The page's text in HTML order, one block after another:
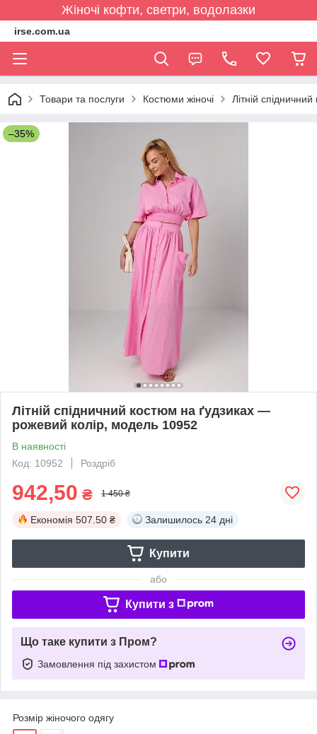
Жіночі кофти, светри, водолазки
irse.com.ua
Товари та послуги Костюми жіночі Літній
–35%
Літній спідничний костюм на ґудзиках —
рожевий колір, модель 10952
В наявності
Код: 10952
Роздріб
942,50 ₴ 1 450 ₴
Економія 507.50 ₴ Залишилось 24 дні
Купити
або
Купити з
Що таке купити з Пром?
Замовлення під захистом
Розмір жіночого одягу